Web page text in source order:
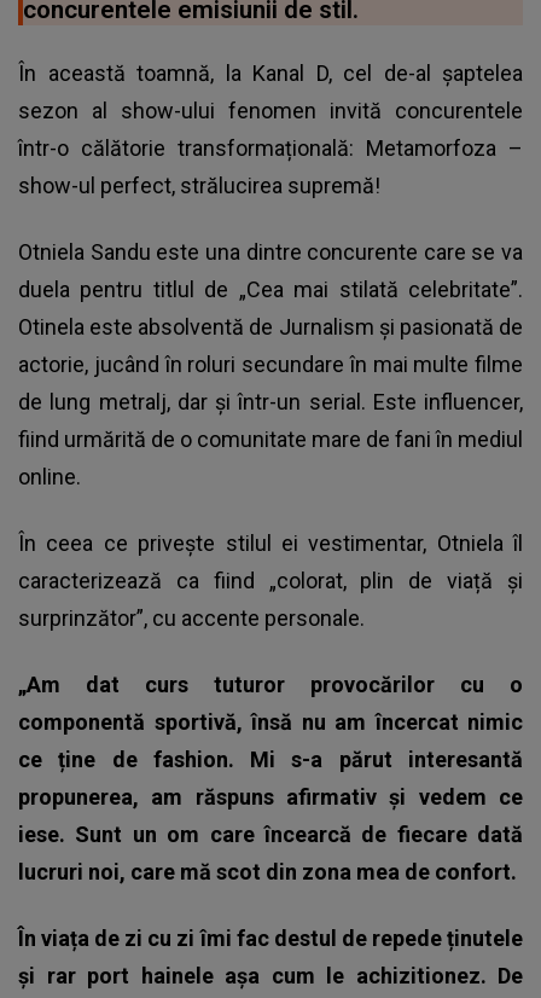
concurentele emisiunii de stil.
În această toamnă, la Kanal D, cel de-al șaptelea
sezon al show-ului fenomen invită concurentele
într-o călătorie transformațională: Metamorfoza –
show-ul perfect, strălucirea supremă!
Otniela Sandu este una dintre concurente care se va
duela pentru titlul de „Cea mai stilată celebritate”.
Otinela este absolventă de Jurnalism și pasionată de
actorie, jucând în roluri secundare în mai multe filme
de lung metralj, dar și într-un serial. Este influencer,
fiind urmărită de o comunitate mare de fani în mediul
online.
În ceea ce privește stilul ei vestimentar, Otniela îl
caracterizează ca fiind „colorat, plin de viață și
surprinzător”, cu accente personale.
„Am dat curs tuturor provocărilor cu o
componentă sportivă, însă nu am încercat nimic
ce ține de fashion. Mi s-a părut interesantă
propunerea, am răspuns afirmativ și vedem ce
iese. Sunt un om care încearcă de fiecare dată
lucruri noi, care mă scot din zona mea de confort.
În viața de zi cu zi îmi fac destul de repede ținutele
și rar port hainele așa cum le achizitionez. De